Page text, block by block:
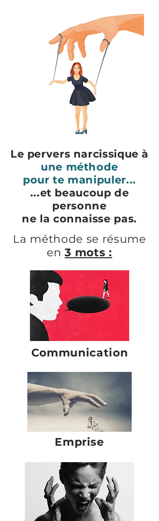
Le pervers narcissique à
une méthode
pour te manipuler...
...et beaucoup de
personne
ne la connaisse pas.
La méthode se résume
en3 mots :
Communication
Emprise